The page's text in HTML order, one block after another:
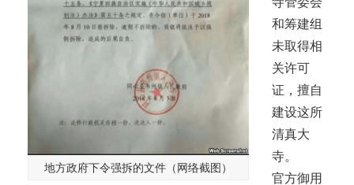
地方政府下令强拆的文件（网络截图）
和筹建组
未取得相
关许可
证，擅自
建设这所
清真大
寺。
官方御用